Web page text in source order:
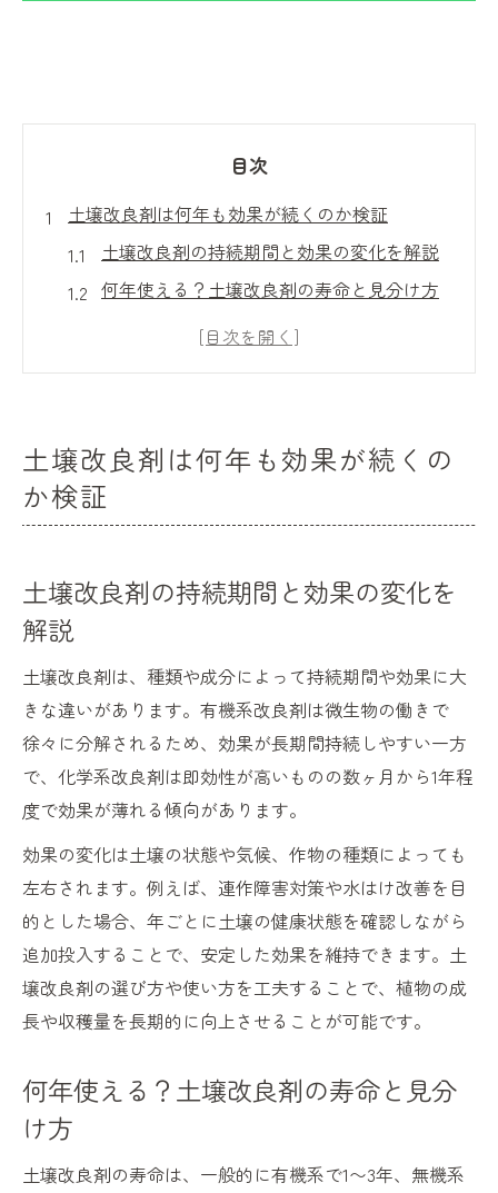
目次
土壌改良剤は何年も効果が続くのか検証
土壌改良剤の持続期間と効果の変化を解説
何年使える？土壌改良剤の寿命と見分け方
古い土壌改良剤でも効果が続く理由と注意
再利用できる土へ導く改良剤の選び方
再利用に適した土壌改良剤の選び方とポイ
土壌改良剤ランキングを活用した賢い選択
家庭菜園向け土壌改良剤の特徴と選定コツ
庭や花壇に最適な土壌改良剤の比較ポイン
ト
長持ちする土壌改良のポイント徹底解説
土壌改良剤の種類ごとに異なる長期効果
時間が経っても効果持続する使い方の秘訣
土壌改良剤の保管方法が劣化防止のカギ
庭の土壌改良で長持ちするコツと注意点
もし土壌改良剤を使うなら最適なタイミングは
説
土壌改良剤の撒き方とタイミングのコツ
土壌改良剤は何年も効果が続くの
か検証
土壌改良剤の持続期間と効果の変化を
解説
土壌改良剤は、種類や成分によって持続期間や効果に大
きな違いがあります。有機系改良剤は微生物の働きで
徐々に分解されるため、効果が長期間持続しやすい一方
で、化学系改良剤は即効性が高いものの数ヶ月から1年程
度で効果が薄れる傾向があります。
効果の変化は土壌の状態や気候、作物の種類によっても
左右されます。例えば、連作障害対策や水はけ改善を目
的とした場合、年ごとに土壌の健康状態を確認しながら
追加投入することで、安定した効果を維持できます。土
壌改良剤の選び方や使い方を工夫することで、植物の成
長や収穫量を長期的に向上させることが可能です。
何年使える？土壌改良剤の寿命と見分
け方
土壌改良剤の寿命は、一般的に有機系で1〜3年、無機系